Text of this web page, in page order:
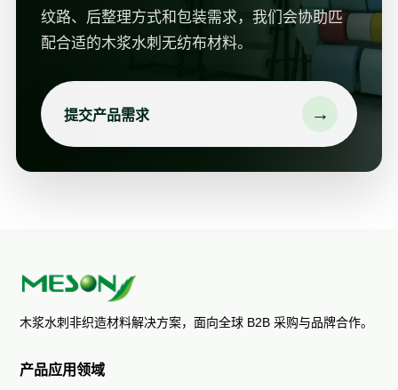
纹路、后整理方式和包装需求，我们会协助匹
配合适的木浆水刺无纺布材料。
提交产品需求 →
木浆水刺非织造材料解决方案，面向全球 B2B 采购与品牌合作。
产品应用领域